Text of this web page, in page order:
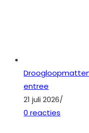
entree
21 juli 2026/
0 reacties